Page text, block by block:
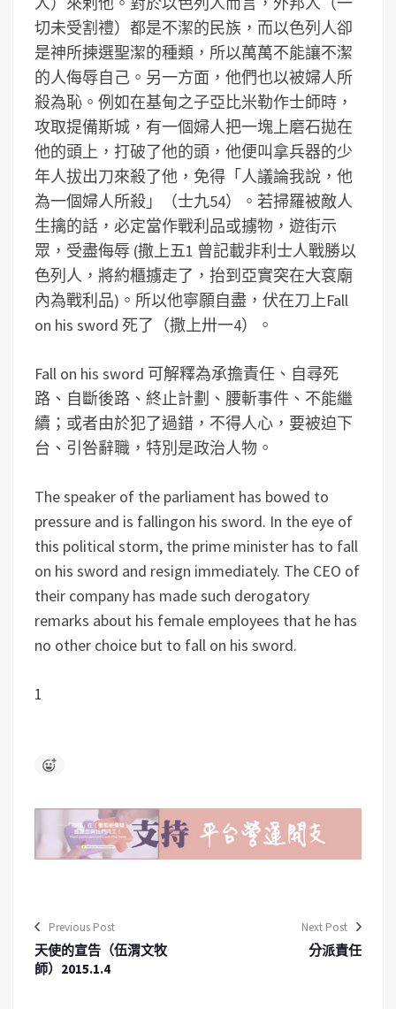
切未受割禮）都是不潔的民族，而以色列人卻
是神所揀選聖潔的種類，所以萬萬不能讓不潔
的人侮辱自己。另一方面，他們也以被婦人所
殺為恥。例如在基甸之子亞比米勒作士師時，
攻取提備斯城，有一個婦人把一塊上磨石拋在
他的頭上，打破了他的頭，他便叫拿兵器的少
年人拔出刀來殺了他，免得「人議論我說，他
為一個婦人所殺」（士九54）。若掃羅被敵人
生擒的話，必定當作戰利品或擄物，遊街示
眾，受盡侮辱 (撒上五1 曾記載非利士人戰勝以
色列人，將約櫃擄走了，抬到亞實突在大袞廟
內為戰利品)。所以他寧願自盡，伏在刀上Fall
on his sword 死了（撒上卅一4）。
Fall on his sword 可解釋為承擔責任、自尋死
路、自斷後路、終止計劃、腰斬事件、不能繼
續；或者由於犯了過錯，不得人心，要被迫下
台、引咎辭職，特別是政治人物。
The speaker of the parliament has bowed to
pressure and is fallingon his sword. In the eye of
this political storm, the prime minister has to fall
on his sword and resign immediately. The CEO of
their company has made such derogatory
remarks about his female employees that he has
no other choice but to fall on his sword.
1
Previous Post
天使的宣告（伍渭文牧
師）2015.1.4
Next Post
分派責任